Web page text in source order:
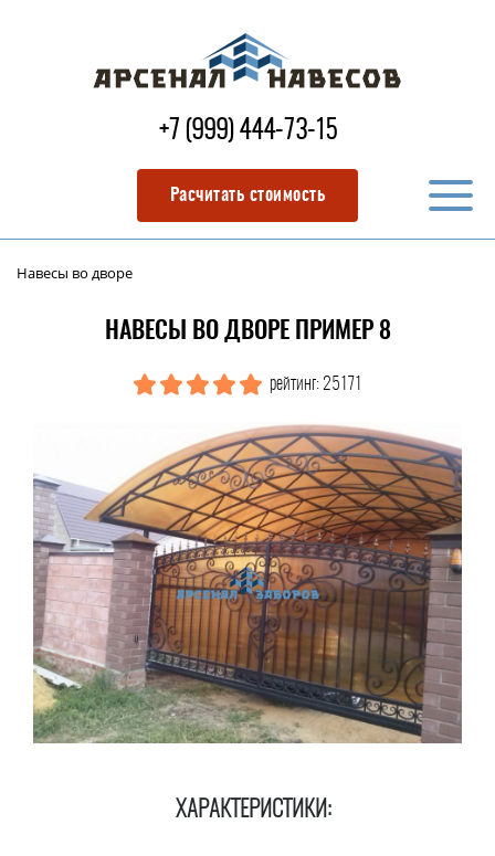
+7 (999) 444-73-15
Расчитать стоимость
Навесы во дворе
НАВЕСЫ ВО ДВОРЕ ПРИМЕР 8
рейтинг: 25171
ХАРАКТЕРИСТИКИ: